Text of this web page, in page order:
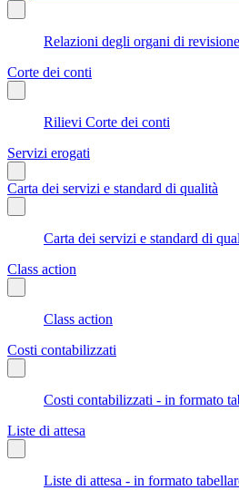
Relazioni degli organi di
Corte dei conti
Rilievi Corte dei conti
Servizi erogati
Carta dei servizi e standard di qualità
Carta dei servizi e standard di
Class action
Class action
Costi contabilizzati
Costi contabilizzati - in formato
Liste di attesa
Liste di attesa - in formato